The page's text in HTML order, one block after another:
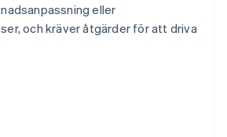
eller
och kräver åtgärder för att driva